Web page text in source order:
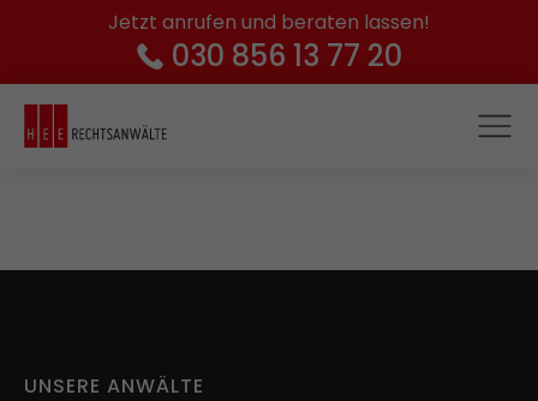
Jetzt anrufen und beraten lassen!
030 856 13 77 20
UNSERE ANWÄLTE